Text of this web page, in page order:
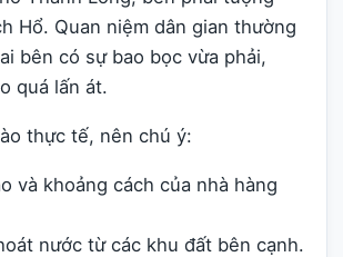
Hổ. Quan niệm dân gian thường
bên có sự bao bọc vừa phải,
quá lấn át.
thực tế, nên chú ý:
và khoảng cách của nhà hàng
nước từ các khu đất bên cạnh.